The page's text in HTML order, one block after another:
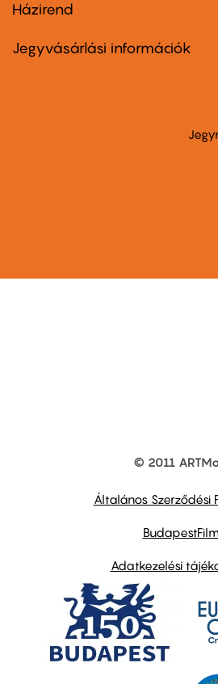
Footer
second
Házirend
Jegyvásárlási információk
© 2011
Általános Szerződési
BudapestFilm
Adatkezelési